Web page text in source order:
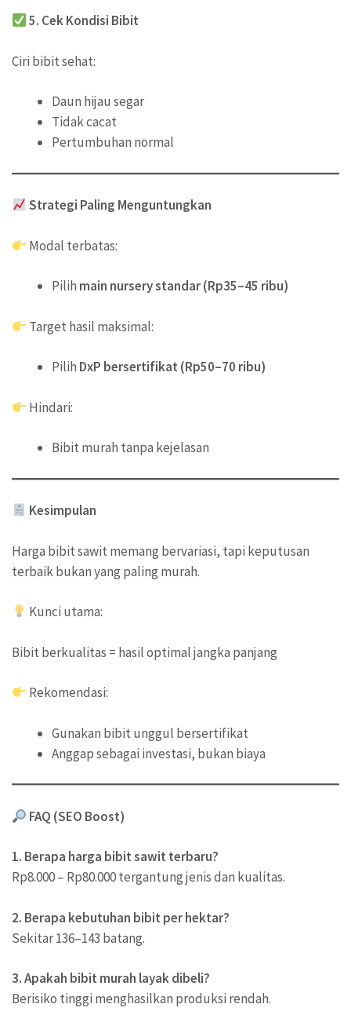
5. Cek Kondisi Bibit
Ciri bibit sehat:
Daun hijau segar
Tidak cacat
Pertumbuhan normal
Strategi Paling Menguntungkan
Modal terbatas:
Pilih main nursery standar (Rp35–45 ribu)
Target hasil maksimal:
Pilih DxP bersertifikat (Rp50–70 ribu)
Hindari:
Bibit murah tanpa kejelasan
Kesimpulan
Harga bibit sawit memang bervariasi, tapi keputusan
terbaik bukan yang paling murah.
Kunci utama:
Bibit berkualitas = hasil optimal jangka panjang
Rekomendasi:
Gunakan bibit unggul bersertifikat
Anggap sebagai investasi, bukan biaya
FAQ (SEO Boost)
1. Berapa harga bibit sawit terbaru?
Rp8.000 – Rp80.000 tergantung jenis dan kualitas.
2. Berapa kebutuhan bibit per hektar?
Sekitar 136–143 batang.
3. Apakah bibit murah layak dibeli?
Berisiko tinggi menghasilkan produksi rendah.